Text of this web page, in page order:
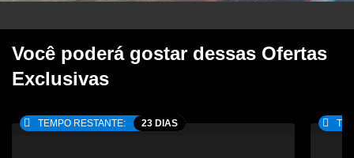
Você poderá gostar dessas Ofertas
Exclusivas
TEMPO RESTANTE: 23 DIAS